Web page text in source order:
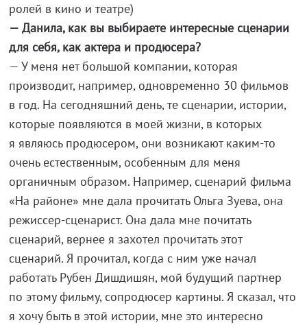
ролей в кино и театре)
— Данила, как вы выбираете интересные сценарии
для себя, как актера и продюсера?
— У меня нет большой компании, которая
производит, например, одновременно 30 фильмов
в год. На сегодняшний день, те сценарии, истории,
которые появляются в моей жизни, в которых
я являюсь продюсером, они возникают каким-то
очень естественным, особенным для меня
органичным образом. Например, сценарий фильма
«На районе» мне дала прочитать Ольга Зуева, она
режиссер-сценарист. Она дала мне почитать
сценарий, вернее я захотел прочитать этот
сценарий. Я прочитал, когда с ним уже начал
работать Рубен Дишдишян, мой будущий партнер
по этому фильму, сопродюсер картины. Я сказал, что
я хочу быть в этой истории, мне это интересно